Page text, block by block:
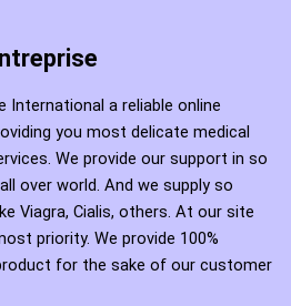
International a reliable online
you most delicate medical
We provide our support in so
over world. And we supply so
Viagra, Cialis, others. At our site
priority. We provide 100%
for the sake of our customer